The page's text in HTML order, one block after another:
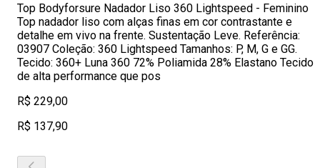
Top Bodyforsure Nadador Liso 360 Lightspeed - Feminino
Top nadador liso com alças finas em cor contrastante e
detalhe em vivo na frente. Sustentação Leve. Referência:
03907 Coleção: 360 Lightspeed Tamanhos: P, M, G e GG.
Tecido: 360+ Luna 360 72% Poliamida 28% Elastano Tecido
de alta performance que pos
R$ 229,00
R$ 137,90